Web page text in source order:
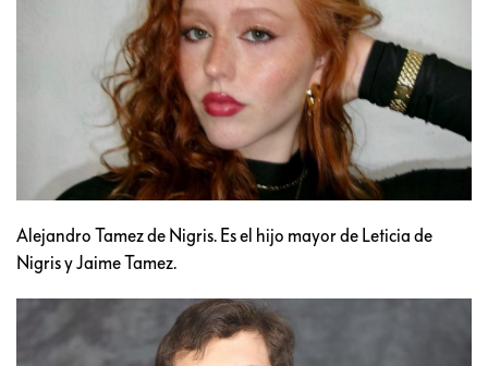
Alejandro Tamez de Nigris. Es el hijo mayor de Leticia de
Nigris y Jaime Tamez.